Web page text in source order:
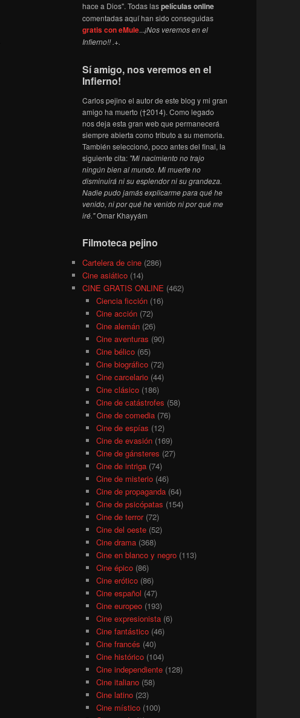
hace a Dios". Todas laspelículas online
comentadas aquí han sido conseguidas
gratis con eMule...¡Nos veremos en el
Infierno!! .+.
Sí amigo, nos veremos en el
Infierno!
Carlos pejino el autor de este blog y mi gran
amigo ha muerto (†2014). Como legado
nos deja esta gran web que permanecerá
siempre abierta como tributo a su memoria.
También seleccionó, poco antes del final, la
siguiente cita: "Mi nacimiento no trajo
ningún bien al mundo. Mi muerte no
disminuirá ni su esplendor ni su grandeza.
Nadie pudo jamás explicarme para qué he
venido, ni por qué he venido ni por qué me
iré."Omar Khayyám
Filmoteca pejino
Cartelera de cine (286)
Cine asiático (14)
CINE GRATIS ONLINE (462)
Ciencia ficción(16)
Cine acción(72)
Cine alemán(26)
Cine aventuras (90)
Cine bélico(65)
Cine biográfico(72)
Cine carcelario(44)
Cine clásico(186)
Cine de catástrofes (58)
Cine de comedia(76)
Cine de espías (12)
Cine de evasión(169)
Cine de gánsteres (27)
Cine de intriga(74)
Cine de misterio(46)
Cine de propaganda(64)
Cine de psicópatas (154)
Cine de terror(72)
Cine del oeste(52)
Cine drama(368)
Cine en blanco y negro(113)
Cine épico(86)
Cine erótico(86)
Cine español (47)
Cine europeo(193)
Cine expresionista(6)
Cine fantástico(46)
Cine francés (40)
Cine histórico(104)
Cine independiente(128)
Cine italiano(58)
Cine latino(23)
Cine místico(100)